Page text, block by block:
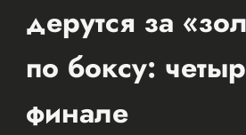
дерутся за
по боксу:
финале